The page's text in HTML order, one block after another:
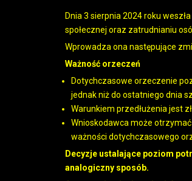
Dnia 3 sierpnia 2024 roku
społecznej oraz zatrudnianiu
Wprowadza ona następujące
Ważność orzeczeń
Dotychczasowe orzeczenie
jednak niż do ostatniego dnia
Warunkiem przedłużenia jest
Wnioskodawca może
ważności dotychczasowego
Decyzje ustalające poziom
analogiczny sposób.